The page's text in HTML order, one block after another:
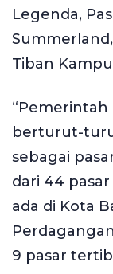
Legenda,
Tiban
berturut-
sebagai
dari 44
ada di Kota
9 pasar